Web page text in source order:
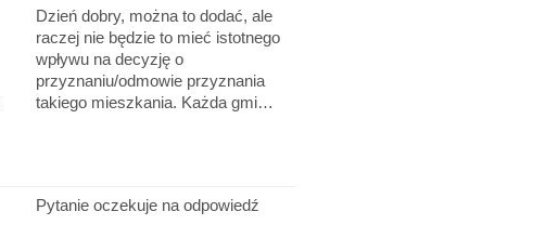
Dzień dobry, można to dodać, ale
raczej nie będzie to mieć istotnego
wpływu na decyzję o
przyznaniu/odmowie przyznania
takiego mieszkania. Każda gmi…
Pytanie oczekuje na odpowiedź